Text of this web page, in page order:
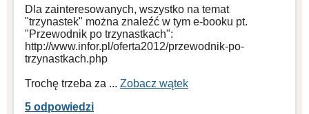
Dla zainteresowanych, wszystko na temat
"trzynastek" można znaleźć w tym e-booku pt.
"Przewodnik po trzynastkach":
http://www.infor.pl/oferta2012/przewodnik-po-
trzynastkach.php
Trochę trzeba za ... Zobacz wątek
5 odpowiedzi